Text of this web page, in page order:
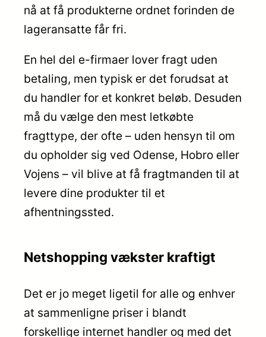
nå at få produkterne ordnet forinden de
lageransatte får fri.
En hel del e-firmaer lover fragt uden
betaling, men typisk er det forudsat at
du handler for et konkret beløb. Desuden
må du vælge den mest letkøbte
fragttype, der ofte – uden hensyn til om
du opholder sig ved Odense, Hobro eller
Vojens – vil blive at få fragtmanden til at
levere dine produkter til et
afhentningssted.
Netshopping vækster kraftigt
Det er jo meget ligetil for alle og enhver
at sammenligne priser i blandt
forskellige internet handler og med det